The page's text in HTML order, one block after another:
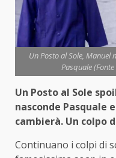
Un Posto al Sole, Manuel
Pasquale
Un Posto al Sole
nasconde
cambierà. Un colpo
Continuano i colpi di